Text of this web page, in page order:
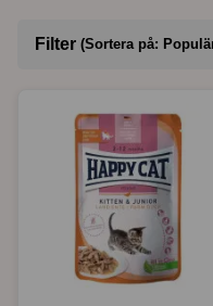
Filter (Sortera på:
Varumärke
I lager